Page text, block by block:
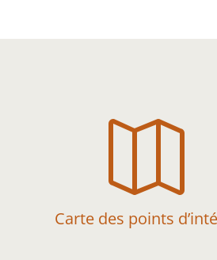

Carte des points